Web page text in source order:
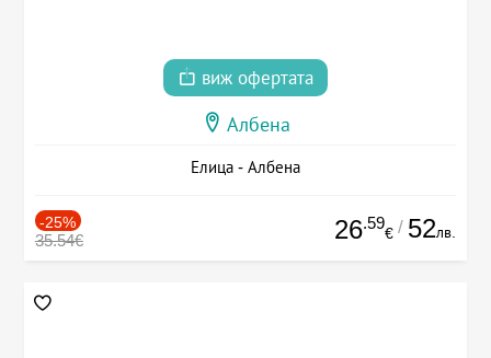
виж офертата
Албена
Елица - Албена
-25%
35.54€ 26.59
€ / 52лв.